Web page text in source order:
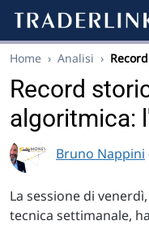
Home › Analisi ›
Record
algoritmica:
Bruno Nappini
La sessione di
tecnica settimanale,